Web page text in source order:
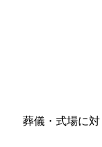
葬儀・式場に